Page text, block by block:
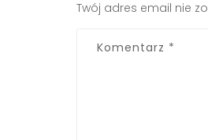
Twój adres email nie